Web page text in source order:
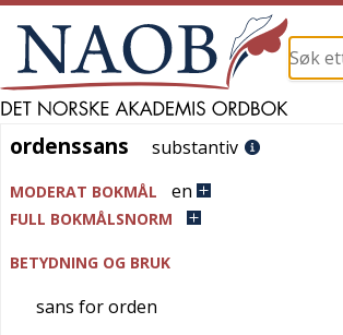
ordenssans
ordenssans substantiv
MODERAT BOKMÅL en
FULL BOKMÅLSNORM
BETYDNING OG BRUK
sans for orden